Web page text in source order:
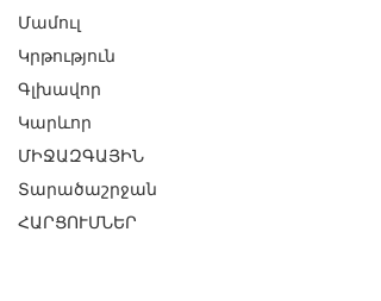
Մամուլ
Կրթություն
Գլխավոր
Կարևոր
ՄԻՋԱԶԳԱՅԻՆ
Տարածաշրջան
ՀԱՐՑՈՒՄՆԵՐ